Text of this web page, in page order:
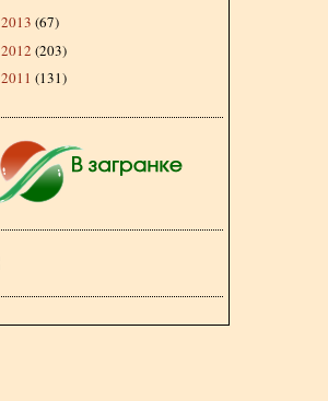
2013 (67)
2012 (203)
2011 (131)